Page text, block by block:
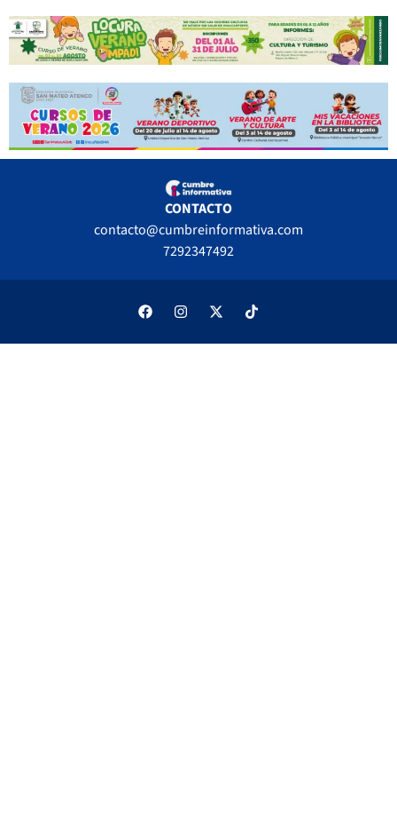
CONTACTO
contacto@cumbreinformativa.com
7292347492